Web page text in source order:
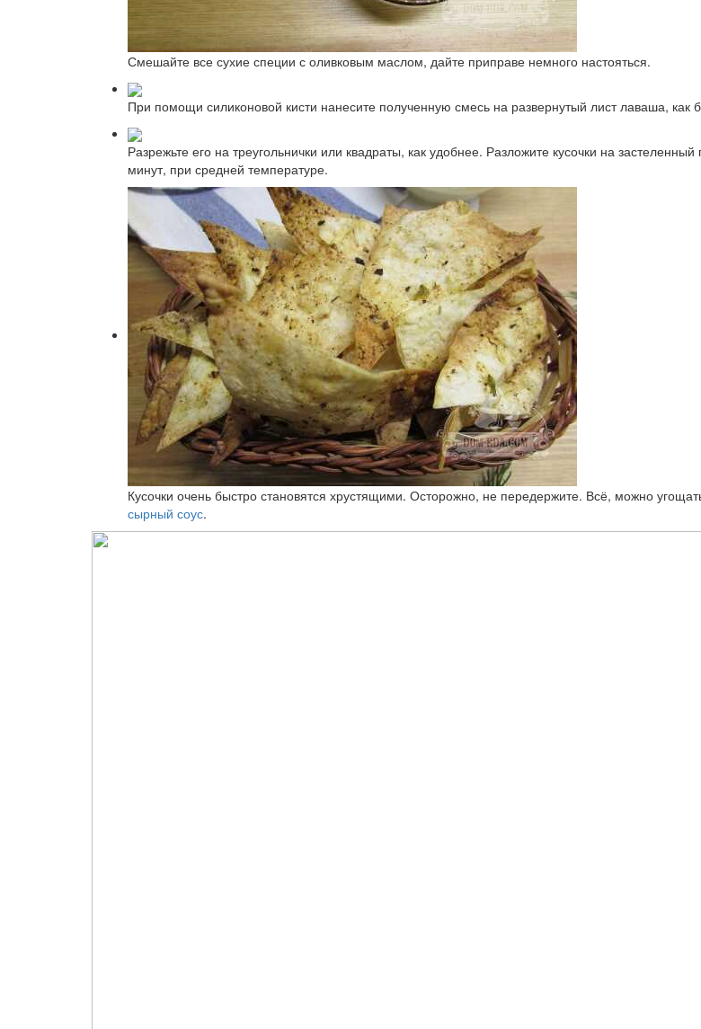
Смешайте все сухие специи с оливковым маслом, дайте приправе немного настояться.
При помощи силиконовой кисти нанесите полученную смесь на развернутый лист лаваша, как
Разрежьте его на треугольнички или квадраты, как удобнее. Разложите кусочки на
минут, при средней температуре.
Кусочки очень быстро становятся хрустящими. Осторожно, не передержите. Всё, можно
сырный соус.